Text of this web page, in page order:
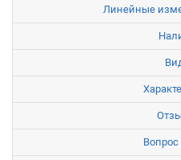
Линейные
Вопрос